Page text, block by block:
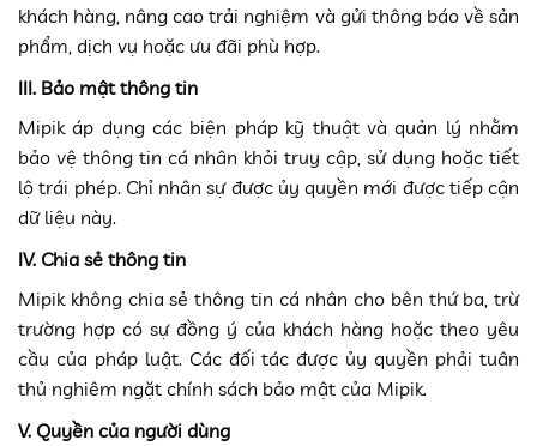
khách hàng, nâng cao trải nghiệm và gửi thông báo về sản
phẩm, dịch vụ hoặc ưu đãi phù hợp.
III. Bảo mật thông tin
Mipik áp dụng các biện pháp kỹ thuật và quản lý nhằm
bảo vệ thông tin cá nhân khỏi truy cập, sử dụng hoặc tiết
lộ trái phép. Chỉ nhân sự được ủy quyền mới được tiếp cận
dữ liệu này.
IV. Chia sẻ thông tin
Mipik không chia sẻ thông tin cá nhân cho bên thứ ba, trừ
trường hợp có sự đồng ý của khách hàng hoặc theo yêu
cầu của pháp luật. Các đối tác được ủy quyền phải tuân
thủ nghiêm ngặt chính sách bảo mật của Mipik.
V. Quyền của người dùng